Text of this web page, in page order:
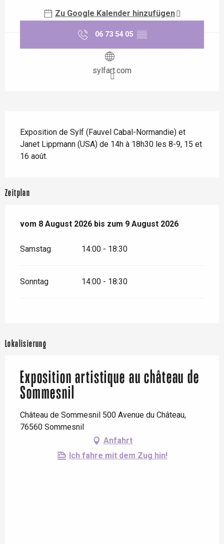
Zu Google Kalender hinzufügen
06 73 54 05 ▒▒
sylfart.com
Exposition de Sylf (Fauvel Cabal-Normandie) et
Janet Lippmann (USA) de 14h à 18h30 les 8-9, 15 et
16 août.
Zeitplan
vom 8 August 2026 bis zum 9 August 2026
vom 8 August 2026 bis zum 9 August 2026
Samstag 14:00 - 18:30
Sonntag 14:00 - 18:30
Lokalisierung
Exposition artistique au château de
Sommesnil
Château de Sommesnil 500 Avenue du Château,
76560 Sommesnil
Anfahrt
Ich fahre mit dem Zug hin!